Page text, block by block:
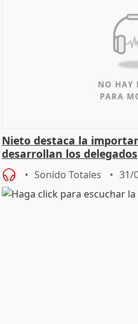
Nieto destaca la
desarrollan los
Sonido Totales 31/